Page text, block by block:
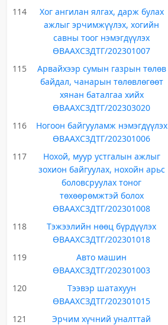
114
Хог ангилан ялгах, дарж булах
ажлыг эрчимжүүлэх, хогийн
савны тоог нэмэгдүүлэх
ӨВААХСЗДТГ/202301007
115
Арвайхээр сумын газрын төлөв
байдал, чанарын төлөвлөгөөт
хянан баталгаа хийх
ӨВААХСЗДТГ/202303020
116
Ногоон байгууламж нэмэгдүүлэх
ӨВААХСЗДТГ/202301006
117
Нохой, муур устгалын ажлыг
зохион байгуулах, нохойн арьс
боловсруулах тоног
төхөөрөмжтэй болох
ӨВААХСЗДТГ/202301008
118
Тэжээлийн нөөц бүрдүүлэх
ӨВААХСЗДТГ/202301018
119
Авто машин
ӨВААХСЗДТГ/202301003
120
Тээвэр шатахуун
ӨВААХСЗДТГ/202301015
121
Эрчим хүчний уналттай